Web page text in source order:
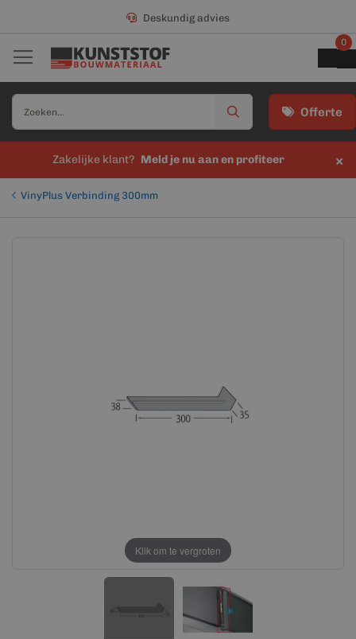
Deskundig advies
Offerte
0
Zakelijke klant? Meld je nu aan en profiteer ×
VinyPlus Verbinding 300mm
Klik om te vergroten